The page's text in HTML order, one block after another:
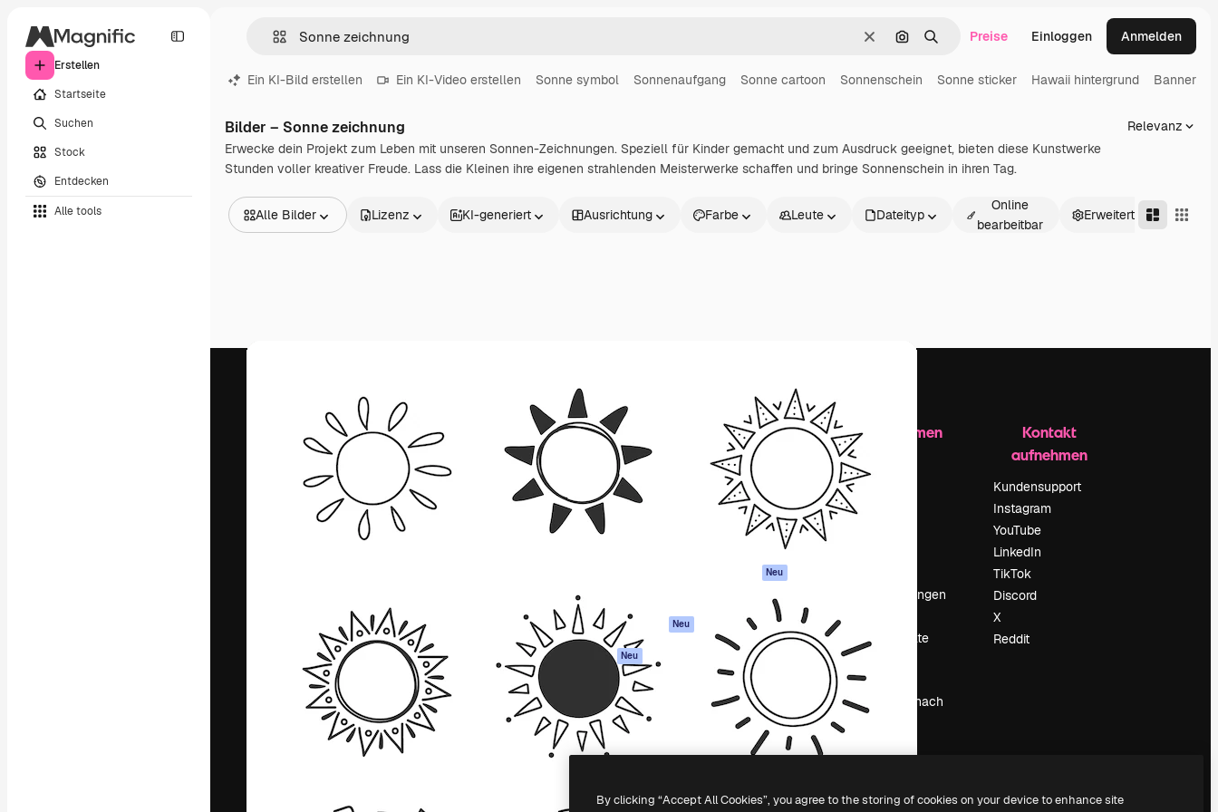
Erstellen
Startseite
Suchen
Stock
Entdecken
Alle tools
LöschenNach Bild suchen
SuchenPreise Einloggen Anmelden
Ein KI-Bild erstellen Ein KI-Video erstellen Sonne symbol Sonnenaufgang Sonne cartoon Sonnenschein Sonne sticker Hawaii hintergrund Banner
Bilder – Sonne zeichnung
Erwecke dein Projekt zum Leben mit unseren Sonnen-Zeichnungen. Speziell für Kinder gemacht und zum Ausdruck geeignet, bieten diese Kunstwerke
Stunden voller kreativer Freude. Lass die Kleinen ihre eigenen strahlenden Meisterwerke schaffen und bringe Sonnenschein in ihren Tag.
Relevanz
Alle Bilder
Videos
Lizenz KI-generiert Ausrichtung Farbe Leute Dateityp
Online
bearbeitbar
Erweitert
Die kreative Plattform, um deine beste
Arbeit zu verwirklichen. Mehr als 1 Million
Abonnenten unter Kreativen, Unternehmen,
Agenturen und Studios.
Deutsch
Produkte
KI-Assistent
KI-Bildgenerator
KI-Videogenerator
Stock-Inhalte
MCP für
Claude/ChatGPT
Neu
Agenten Neu
Mobile App
Alle Magnific-Tools
Loslegen
Academy
Dokumentation
Support
Datenschutzerklärung
Neu
Cookie-Richtlinie
Vertrauenszentrum
Partner
Unternehmen
Unternehmen
Preise
Über uns
Reviews
Veranstaltungen
Deine Inhalte
verkaufen
Pressesaal
Suchst du nach
Kontakt
aufnehmen
Kundensupport
Instagram
YouTube
LinkedIn
TikTok
Discord
X
Reddit
By clicking “Accept All Cookies”, you agree to the storing of cookies on your device to enhance site